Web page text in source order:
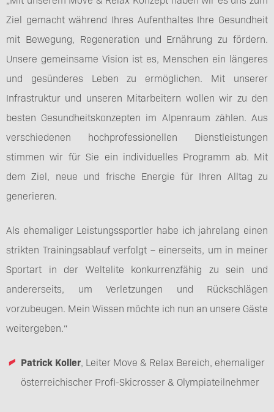
Ziel gemacht während Ihres Aufenthaltes Ihre Gesundheit
mit Bewegung, Regeneration und Ernährung zu fördern.
Unsere gemeinsame Vision ist es, Menschen ein längeres
und gesünderes Leben zu ermöglichen. Mit unserer
Infrastruktur und unseren Mitarbeitern wollen wir zu den
besten Gesundheitskonzepten im Alpenraum zählen. Aus
verschiedenen hochprofessionellen Dienstleistungen
stimmen wir für Sie ein individuelles Programm ab. Mit
dem Ziel, neue und frische Energie für Ihren Alltag zu
generieren.
Als ehemaliger Leistungssportler habe ich jahrelang einen
strikten Trainingsablauf verfolgt – einerseits, um in meiner
Sportart in der Weltelite konkurrenzfähig zu sein und
andererseits, um Verletzungen und Rückschlägen
vorzubeugen. Mein Wissen möchte ich nun an unsere Gäste
weitergeben.“
Patrick Koller, Leiter Move & Relax Bereich, ehemaliger
österreichischer Profi-Skicrosser & Olympiateilnehmer